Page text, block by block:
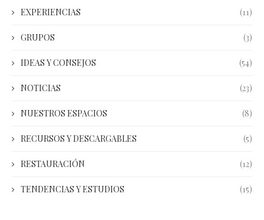
EXPERIENCIAS (11)
GRUPOS (3)
IDEAS Y CONSEJOS (54)
NOTICIAS (23)
NUESTROS ESPACIOS (8)
RECURSOS Y DESCARGABLES (5)
RESTAURACIÓN (12)
TENDENCIAS Y ESTUDIOS (15)